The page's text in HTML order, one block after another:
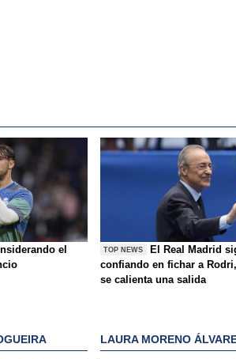
el
TOP NEWS
El Real Madrid
confiando en fichar a
se calienta una salida
LAURA MORENO